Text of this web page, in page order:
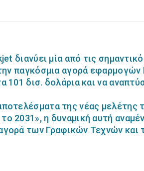
διανύει μία από τις
παγκόσμια αγορά
101 δισ. δολάρια και να
της νέας μελέτης
2031», η δυναμική αυτή
των Γραφικών Τεχνών και